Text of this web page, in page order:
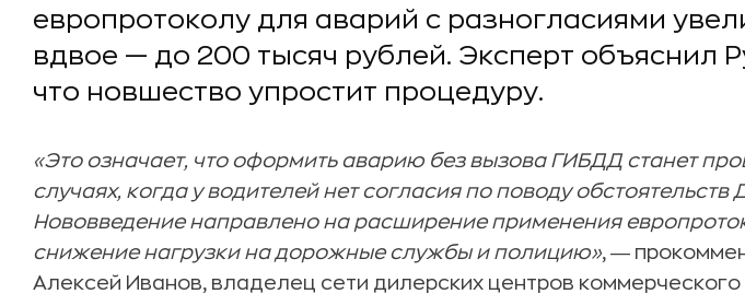
европротоколу для аварий с разногласиями
вдвое — до 200 тысяч рублей. Эксперт объяснил
что новшество упростит процедуру.
«Это означает, что оформить аварию без вызова ГИБДД станет
случаях, когда у водителей нет согласия по поводу обстоятельств
Нововведение направлено на расширение применения
снижение нагрузки на дорожные службы и полицию», ―
Алексей Иванов, владелец сети дилерских центров коммерческого